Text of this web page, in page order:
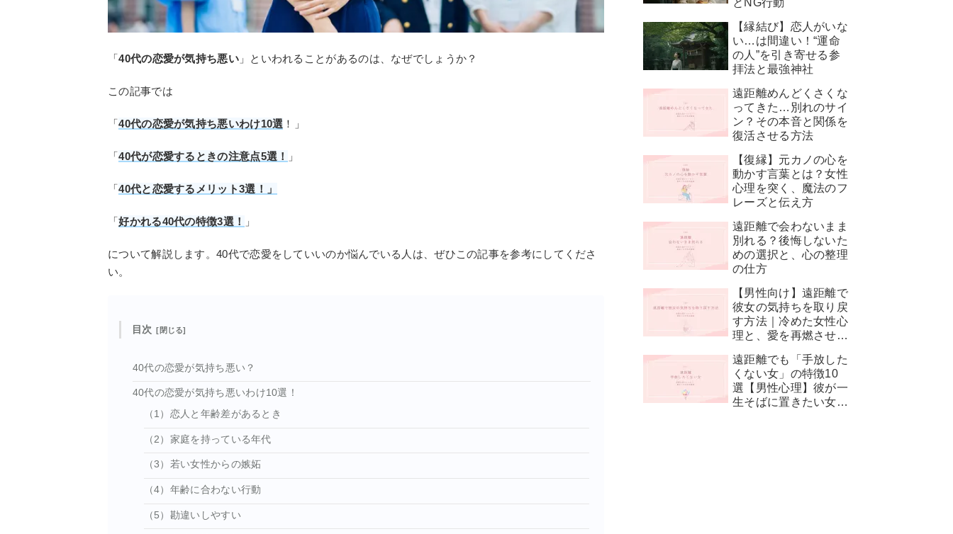
「40代の恋愛が気持ち悪い」といわれることがあるのは、なぜでしょうか？
この記事では
「40代の恋愛が気持ち悪いわけ10選 ！」
「40代が恋愛するときの注意点5選！ 」
「40代と恋愛するメリット3選！」
「好かれる40代の特徴3選！ 」
について解説します。40代で恋愛をしていいのか悩んでいる人は、ぜひこの記事を参考にしてくださ
い。
目次
40代の恋愛が気持ち悪い？
40代の恋愛が気持ち悪いわけ10選！
（1）恋人と年齢差があるとき
（2）家庭を持っている年代
（3）若い女性からの嫉妬
（4）年齢に合わない行動
（5）勘違いしやすい
とNG行動
【縁結び】恋人がいな
い…は間違い！“運命
の人”を引き寄せる参
拝法と最強神社
遠距離めんどくさくな
ってきた…別れのサイ
ン？その本音と関係を
復活させる方法
【復縁】元カノの心を
動かす言葉とは？女性
心理を突く、魔法のフ
レーズと伝え方
遠距離で会わないまま
別れる？後悔しないた
めの選択と、心の整理
の仕方
【男性向け】遠距離で
彼女の気持ちを取り戻
す方法｜冷めた女性心
理と、愛を再燃させる
遠距離でも「手放した
くない女」の特徴10
選【男性心理】彼が一
生そばに置きたい女性